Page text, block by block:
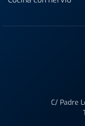
C/ Padre